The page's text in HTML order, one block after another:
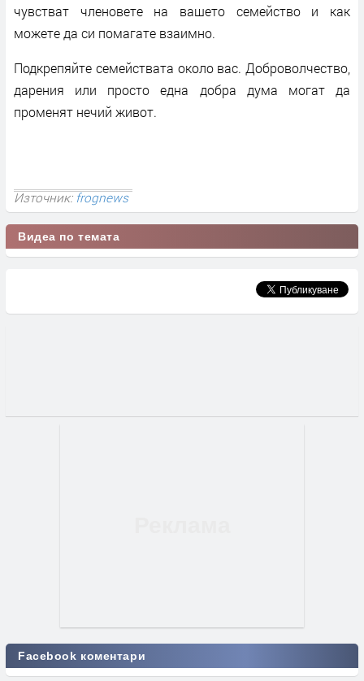
чувстват членовете на вашето семейство и как
можете да си помагате взаимно.
Подкрепяйте семействата около вас. Доброволчество,
дарения или просто една добра дума могат да
променят нечий живот.
Източник:frognews
Видеа по темата
Facebook коментари